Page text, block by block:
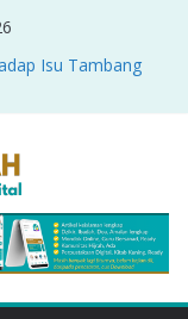
Isu Tambang
PADA TAFSIR
“Ketika
Menjadi